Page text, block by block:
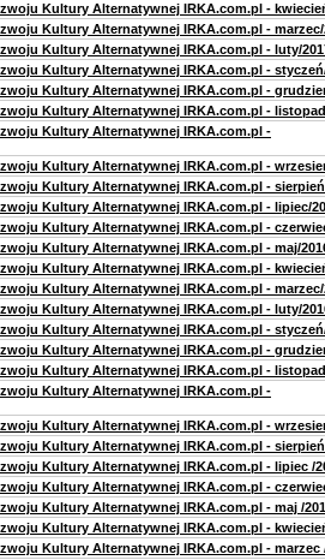
Kultury Alternatywnej IRKA.com.pl -
Kultury Alternatywnej IRKA.com.pl - marzec/
Kultury Alternatywnej IRKA.com.pl - luty/
Kultury Alternatywnej IRKA.com.pl -
Kultury Alternatywnej IRKA.com.pl -
Kultury Alternatywnej IRKA.com.pl -
Kultury Alternatywnej IRKA.com.pl -
Kultury Alternatywnej IRKA.com.pl -
Kultury Alternatywnej IRKA.com.pl -
Kultury Alternatywnej IRKA.com.pl - lipiec/
Kultury Alternatywnej IRKA.com.pl -
Kultury Alternatywnej IRKA.com.pl - maj/
Kultury Alternatywnej IRKA.com.pl -
Kultury Alternatywnej IRKA.com.pl - marzec/
Kultury Alternatywnej IRKA.com.pl - luty/
Kultury Alternatywnej IRKA.com.pl -
Kultury Alternatywnej IRKA.com.pl -
Kultury Alternatywnej IRKA.com.pl -
Kultury Alternatywnej IRKA.com.pl -
Kultury Alternatywnej IRKA.com.pl -
Kultury Alternatywnej IRKA.com.pl -
Kultury Alternatywnej IRKA.com.pl - lipiec /
Kultury Alternatywnej IRKA.com.pl -
Kultury Alternatywnej IRKA.com.pl - maj /
Kultury Alternatywnej IRKA.com.pl -
Kultury Alternatywnej IRKA.com.pl - marzec